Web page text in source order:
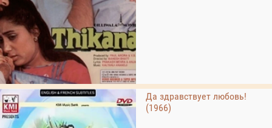
Да здравствует любовь!
(1966)